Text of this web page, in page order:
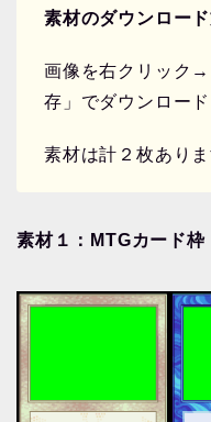
素材のダウンロー
画像を右クリック
存」でダウンロード
素材は計２枚ありま
素材１：MTGカード